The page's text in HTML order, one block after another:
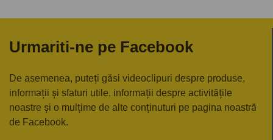
Urmariti-ne pe Facebook
De asemenea, puteți găsi videoclipuri despre produse,
informații și sfaturi utile, informații despre activitățile
noastre și o mulțime de alte conținuturi pe pagina noastră
de Facebook.